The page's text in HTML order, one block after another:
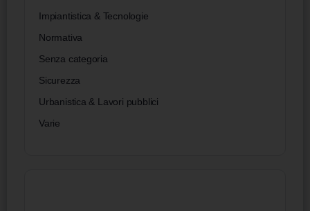
Impiantistica & Tecnologie
Normativa
Senza categoria
Sicurezza
Urbanistica & Lavori pubblici
Varie